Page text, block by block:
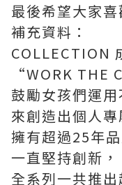
最後希望大家喜
補充資料：
COLLECTION
“WORK THE
鼓勵女孩們運
來創造出個人專
擁有超過25年
一直堅持創新，
全系列一共推